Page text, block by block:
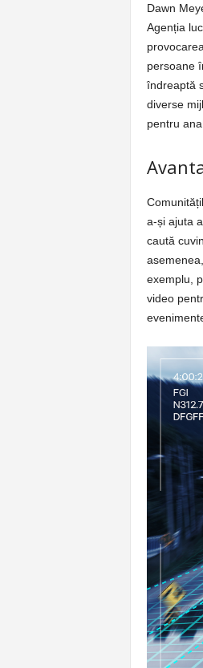
Dawn
Agenția
persoane
îndreaptă
diverse
pentru
a-și ajuta
caută
exemplu,
video